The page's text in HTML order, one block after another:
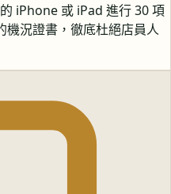
iPhone 或 iPad 進行 30 項
機況證書，徹底杜絕店員人